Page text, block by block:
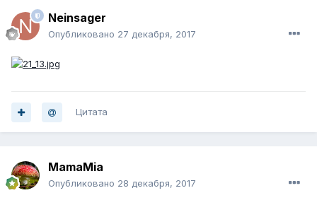
Neinsager
Опубликовано 27 декабря, 2017
Цитата
MamaMia
Опубликовано 28 декабря, 2017